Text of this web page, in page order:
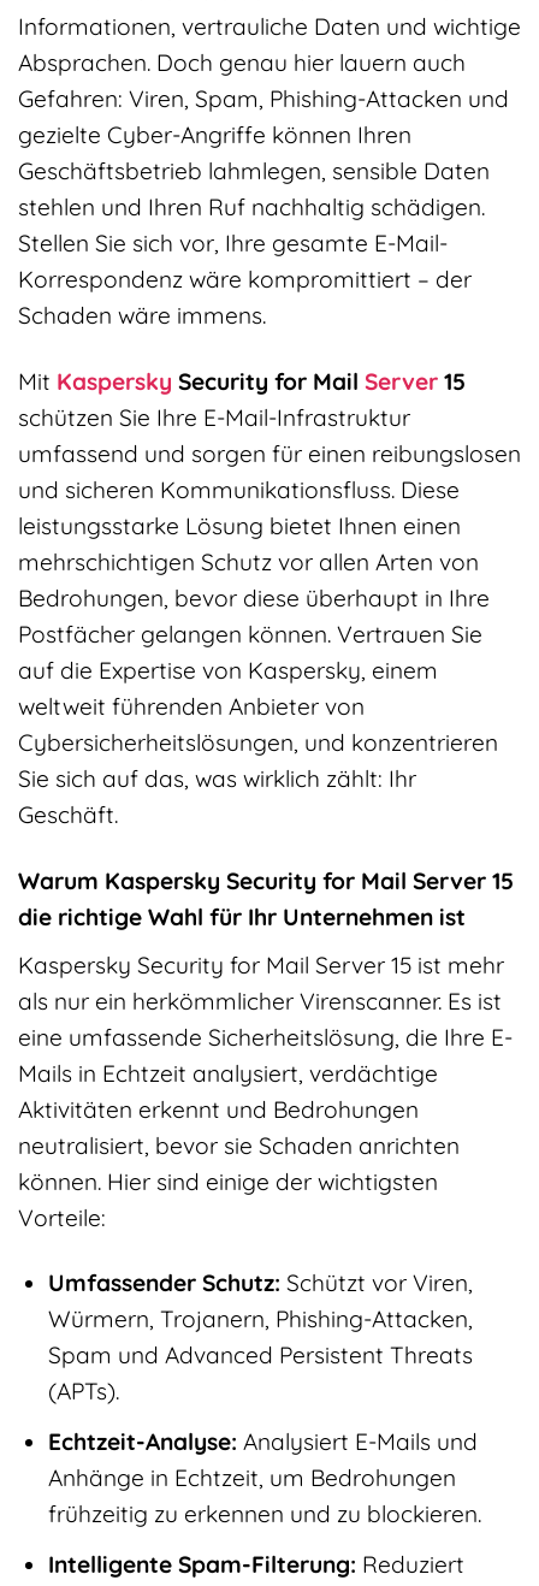
Informationen, vertrauliche Daten und wichtige
Absprachen. Doch genau hier lauern auch
Gefahren: Viren, Spam, Phishing-Attacken und
gezielte Cyber-Angriffe können Ihren
Geschäftsbetrieb lahmlegen, sensible Daten
stehlen und Ihren Ruf nachhaltig schädigen.
Stellen Sie sich vor, Ihre gesamte E-Mail-
Korrespondenz wäre kompromittiert – der
Schaden wäre immens.
Mit Kaspersky Security for Mail Server 15
schützen Sie Ihre E-Mail-Infrastruktur
umfassend und sorgen für einen reibungslosen
und sicheren Kommunikationsfluss. Diese
leistungsstarke Lösung bietet Ihnen einen
mehrschichtigen Schutz vor allen Arten von
Bedrohungen, bevor diese überhaupt in Ihre
Postfächer gelangen können. Vertrauen Sie
auf die Expertise von Kaspersky, einem
weltweit führenden Anbieter von
Cybersicherheitslösungen, und konzentrieren
Sie sich auf das, was wirklich zählt: Ihr
Geschäft.
Warum Kaspersky Security for Mail Server 15
die richtige Wahl für Ihr Unternehmen ist
Kaspersky Security for Mail Server 15 ist mehr
als nur ein herkömmlicher Virenscanner. Es ist
eine umfassende Sicherheitslösung, die Ihre E-
Mails in Echtzeit analysiert, verdächtige
Aktivitäten erkennt und Bedrohungen
neutralisiert, bevor sie Schaden anrichten
können. Hier sind einige der wichtigsten
Vorteile:
Umfassender Schutz: Schützt vor Viren,
Würmern, Trojanern, Phishing-Attacken,
Spam und Advanced Persistent Threats
(APTs).
Echtzeit-Analyse: Analysiert E-Mails und
Anhänge in Echtzeit, um Bedrohungen
frühzeitig zu erkennen und zu blockieren.
Intelligente Spam-Filterung: Reduziert